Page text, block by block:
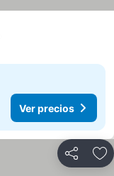
Ver precios
Compartir